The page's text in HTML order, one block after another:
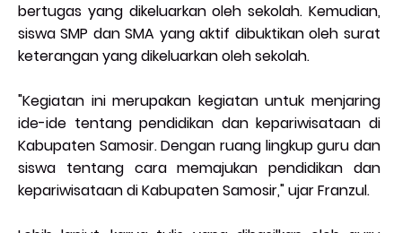
bertugas yang dikeluarkan oleh sekolah. Kemudian,
siswa SMP dan SMA yang aktif dibuktikan oleh surat
keterangan yang dikeluarkan oleh sekolah.
"Kegiatan ini merupakan kegiatan untuk menjaring
ide-ide tentang pendidikan dan kepariwisataan di
Kabupaten Samosir. Dengan ruang lingkup guru dan
siswa tentang cara memajukan pendidikan dan
kepariwisataan di Kabupaten Samosir," ujar Franzul.